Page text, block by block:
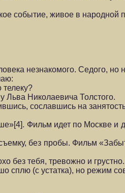
событие, живое в
незнакомого. Се­дого, но
Льва Николаевича Толстого.
сославшись на
Фильм идет по Мос­кве и
без пробы. Фильм
без тебя, тревожно и
сплю (с устатка), но режим